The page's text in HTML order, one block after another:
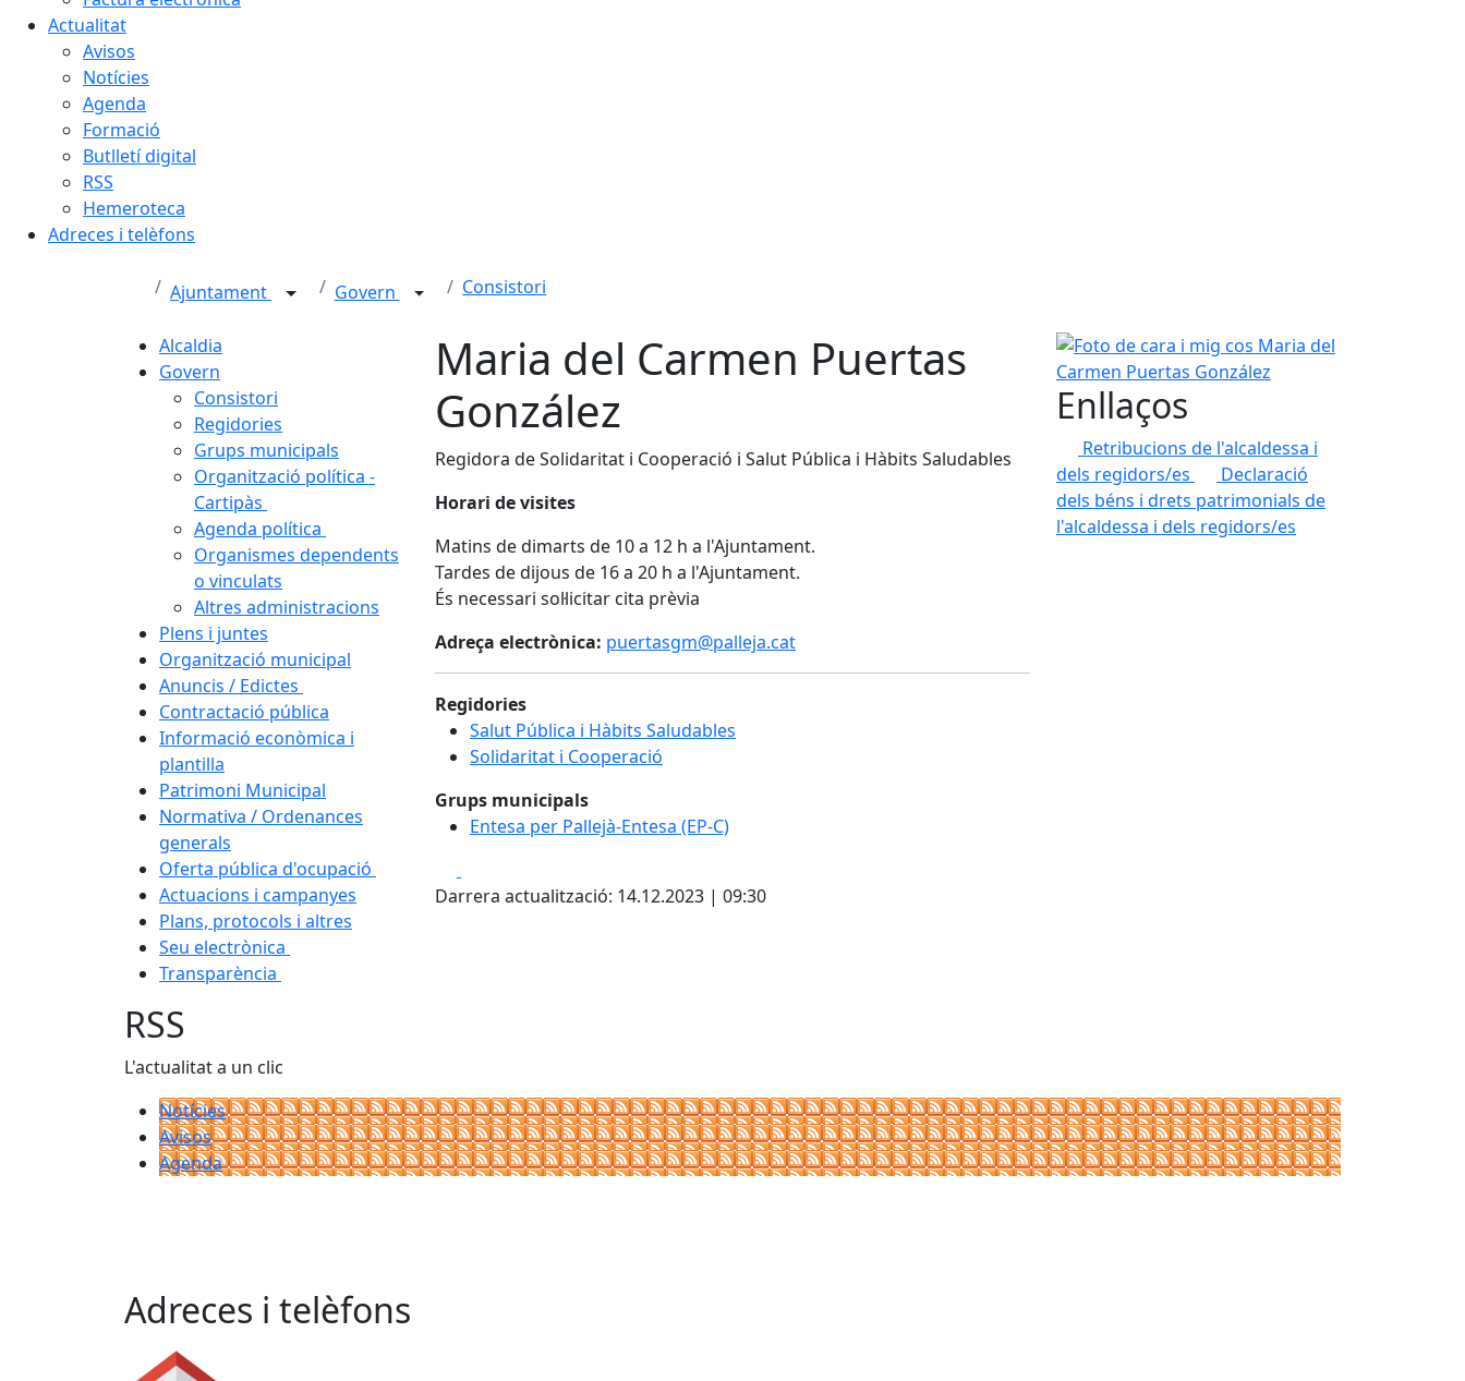
Actualitat
Avisos
Notícies
Agenda
Formació
Butlletí digital
RSS
Hemeroteca
Adreces i telèfons
Ajuntament Govern Consistori
Alcaldia
Govern
Consistori
Regidories
Grups municipals
Organització política -
Cartipàs
Agenda política
Organismes dependents
o vinculats
Altres administracions
Plens i juntes
Organització municipal
Anuncis / Edictes
Contractació pública
Informació econòmica i
plantilla
Patrimoni Municipal
Normativa / Ordenances
generals
Oferta pública d'ocupació
Actuacions i campanyes
Plans, protocols i altres
Seu electrònica
Transparència
Maria del Carmen Puertas
González
Regidora de Solidaritat i Cooperació i Salut Pública i Hàbits Saludables
Horari de visites
Matins de dimarts de 10 a 12 h a l'Ajuntament.
Tardes de dijous de 16 a 20 h a l'Ajuntament.
És necessari sol·licitar cita prèvia
Adreça electrònica: puertasgm@palleja.cat
Regidories
Salut Pública i Hàbits Saludables
Solidaritat i Cooperació
Grups municipals
Entesa per Pallejà-Entesa (EP-C)
Darrera actualització: 14.12.2023 | 09:30
Foto de cara i mig cos Maria del Carmen Puertas
Enllaços
Retribucions de l'alcaldessa i
dels regidors/es
Declaració
dels béns i drets patrimonials de
l'alcaldessa i dels regidors/es
RSS
L'actualitat a un clic
Notícies
Avisos
Agenda
Adreces i telèfons